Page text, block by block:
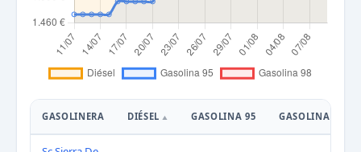
GASOLINERA DIÉSEL GASOLINA 95 GASOLINA 98